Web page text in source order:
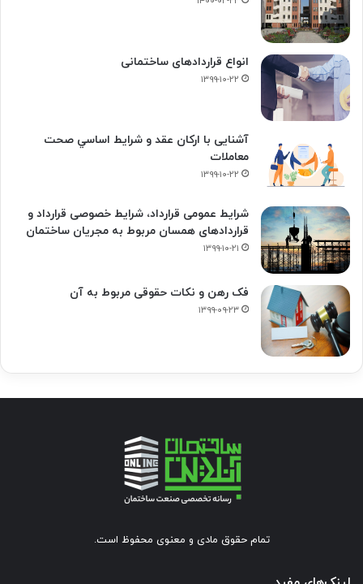
انواع قراردادهای ساختمانی
۱۳۹۹-۱۰-۲۲
آشنایی با ارکان عقد و شرايط اساسي صحت
معاملات
۱۳۹۹-۱۰-۲۲
شرایط عمومی قرارداد، شرایط خصوصی قرارداد و
قراردادهای همسان مربوط به مجریان ساختمان
۱۳۹۹-۱۰-۲۱
فک‌ رهن و نکات حقوقی مربوط به آن
۱۳۹۹-۰۹-۲۳
تمام حقوق مادی و معنوی محفوظ است.